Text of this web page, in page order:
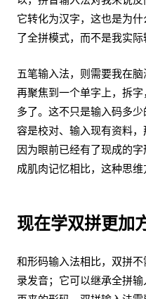
它转化为汉字，这也是为
了全拼模式，而不是我实际
五笔输入法，则需要我在脑
再聚焦到一个单字上，拆
多了。这不只是输入码多
容是校对、输入现有资料，
因为眼前已经有了现成的
成肌肉记忆相比，这种思维
现在学双拼更加
和形码输入法相比，双拼
录发音；它可以继承全拼